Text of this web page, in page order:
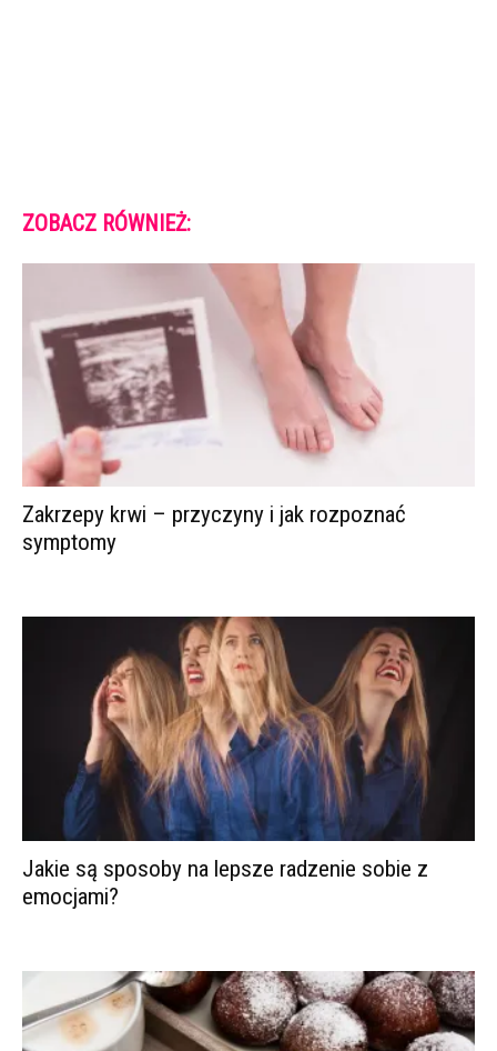
ZOBACZ RÓWNIEŻ:
Zakrzepy krwi – przyczyny i jak rozpoznać
symptomy
Jakie są sposoby na lepsze radzenie sobie z
emocjami?